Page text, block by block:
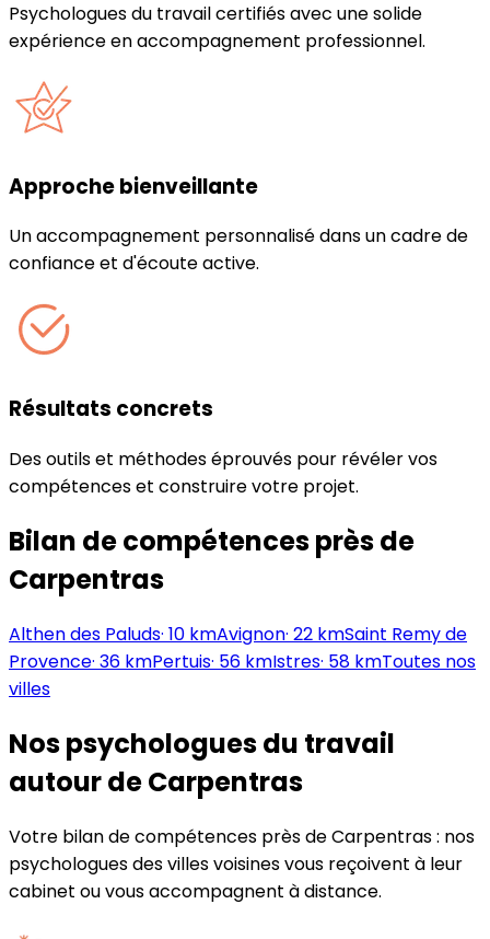
Psychologues du travail certifiés avec une solide
expérience en accompagnement professionnel.
Approche bienveillante
Un accompagnement personnalisé dans un cadre de
confiance et d'écoute active.
Résultats concrets
Des outils et méthodes éprouvés pour révéler vos
compétences et construire votre projet.
Bilan de compétences près de
Carpentras
Althen des Paluds· 10 kmAvignon· 22 kmSaint Remy de
Provence· 36 kmPertuis· 56 kmIstres· 58 kmToutes nos
villes
Nos psychologues du travail
autour deCarpentras
Votre bilan de compétences près deCarpentras: nos
psychologues des villes voisines vous reçoivent à leur
cabinet ou vous accompagnent à distance.